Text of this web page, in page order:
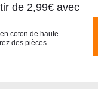
de 2,99€ avec
coton de haute
des pièces